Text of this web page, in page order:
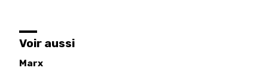
Voir aussi
Marx